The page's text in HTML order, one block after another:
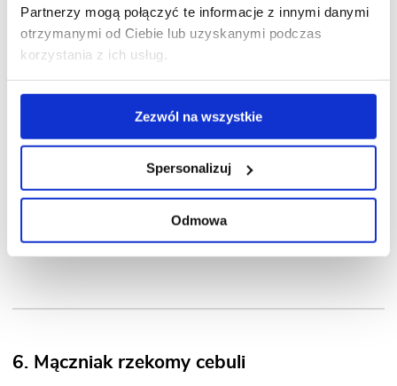
Partnerzy mogą połączyć te informacje z innymi danymi
otrzymanymi od Ciebie lub uzyskanymi podczas
korzystania z ich usług.
Zezwól na wszystkie
Spersonalizuj
Odmowa
wszystkie siewki cebuli. Jej rozwój hamuje
temperatura gleby powyżej 23°C. Jednak
osłabione cebule są wtedy mniejsze.
cebuli. Nie przyśpieszać kiełkowania nasion
(ryzyko infekcji jest wtedy większe). Spróbować
uprawiać cebulę z dymki, czyli małych cebulek.
Rodzaje gleby a wymagania
roślin
6. Mączniak rzekomy cebuli